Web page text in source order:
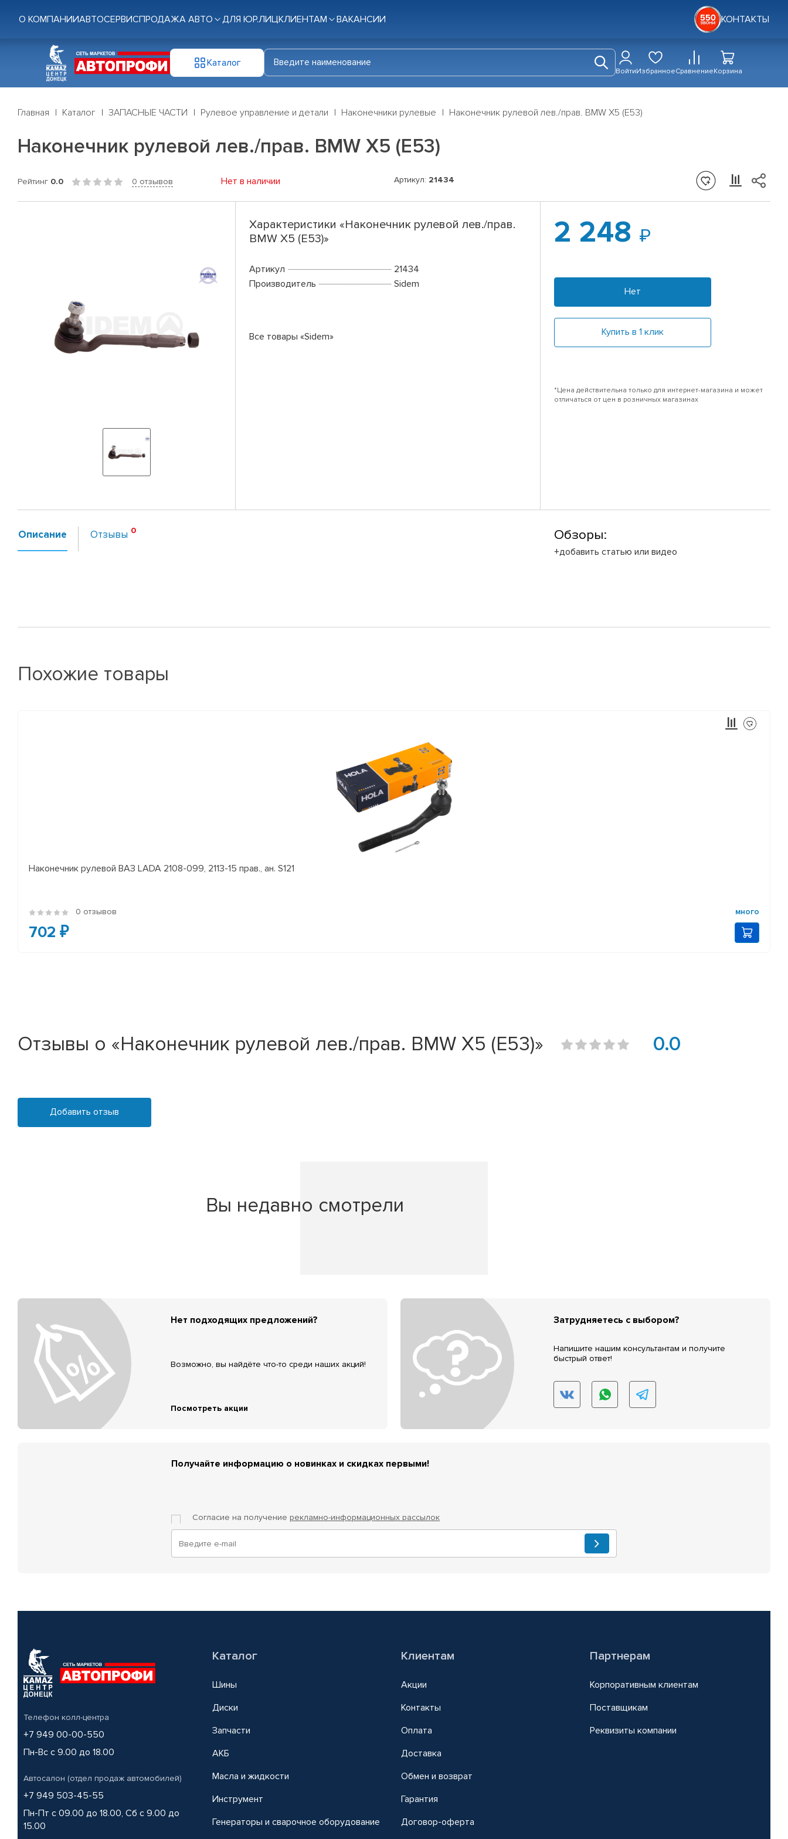
О КОМПАНИИАВТОСЕРВИСПРОДАЖА АВТО ДЛЯ ЮР.ЛИЦКЛИЕНТАМ ВАКАНСИИ КОНТАКТЫ
Каталог
ВойтиИзбранноеСравнениеКорзина
Главная Каталог ЗАПАСНЫЕ ЧАСТИ Рулевое управление и детали Наконечники рулевые Наконечник рулевой лев./прав. BMW X5 (E53)
Наконечник рулевой лев./прав. BMW X5 (E53)
Рейтинг 0.0 0 отзывов Нет в наличии Артикул: 21434
Характеристики «Наконечник рулевой лев./прав.
BMW X5 (E53)»
Артикул
21434
Производитель
Sidem
Все товары «Sidem»
2 248
Нет
Купить в 1 клик
*Цена действительна только для интернет-магазина и может
отличаться от цен в розничных магазинах
Описание Отзывы Обзоры:
+добавить статью или видео
Похожие товары
Наконечник рулевой ВАЗ LADA 2108-099, 2113-15 прав., ан. S121
0 отзывов много
702 ₽
Отзывы о «Наконечник рулевой лев./прав. BMW X5 (E53)» 0.0
Добавить отзыв
Вы недавно смотрели
Нет подходящих предложений?
Возможно, вы найдёте что-то среди наших акций!
Посмотреть акции
Затрудняетесь с выбором?
Напишите нашим консультантам и получите
быстрый ответ!
Получайте информацию о новинках и скидках первыми!
Согласие на получение рекламно-информационных рассылок
Телефон колл-центра
+7 949 00-00-550
Пн-Вс с 9.00 до 18.00
Автосалон (отдел продаж автомобилей)
+7 949 503-45-55
Пн-Пт с 09.00 до 18.00, Сб с 9.00 до
15.00
Каталог
Шины
Диски
Запчасти
АКБ
Масла и жидкости
Инструмент
Генераторы и сварочное оборудование
Клиентам
Акции
Контакты
Оплата
Доставка
Обмен и возврат
Гарантия
Договор-оферта
Партнерам
Корпоративным клиентам
Поставщикам
Реквизиты компании